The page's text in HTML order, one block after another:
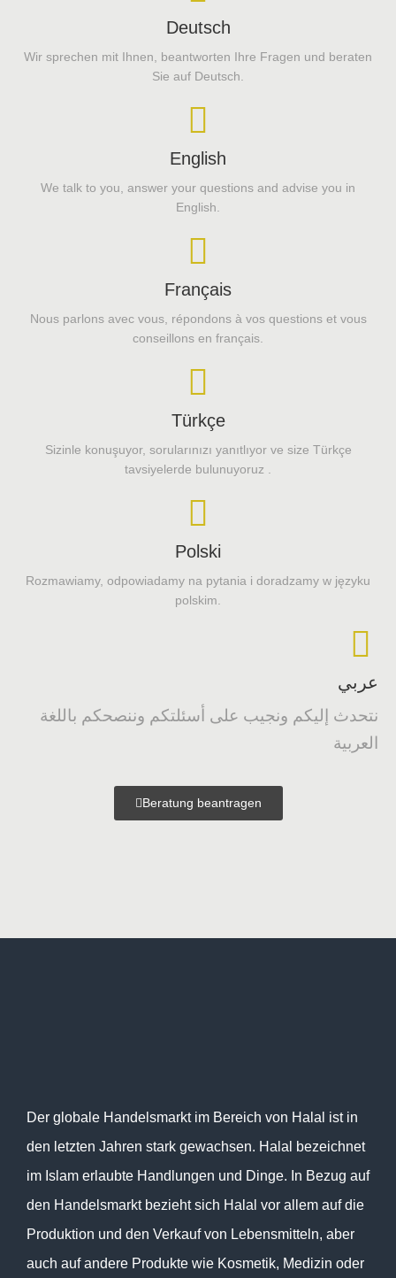
Deutsch
Wir sprechen mit Ihnen, beantworten Ihre Fragen und beraten
Sie auf Deutsch.
English
We talk to you, answer your questions and advise you in
English.
Français
Nous parlons avec vous, répondons à vos questions et vous
conseillons en français.
Türkçe
Sizinle konuşuyor, sorularınızı yanıtlıyor ve size Türkçe
tavsiyelerde bulunuyoruz .
Polski
Rozmawiamy, odpowiadamy na pytania i doradzamy w języku
polskim.
عربي
نتحدث إليكم ونجيب على أسئلتكم وننصحكم باللغة
العربية
Beratung beantragen
Der globale Handelsmarkt im Bereich von Halal ist in
den letzten Jahren stark gewachsen. Halal bezeichnet
im Islam erlaubte Handlungen und Dinge. In Bezug auf
den Handelsmarkt bezieht sich Halal vor allem auf die
Produktion und den Verkauf von Lebensmitteln, aber
auch auf andere Produkte wie Kosmetik, Medizin oder